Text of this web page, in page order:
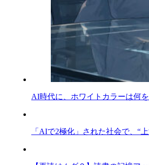
AI時代に、ホワイトカラーは何
「AIで2極化」された社会で、“